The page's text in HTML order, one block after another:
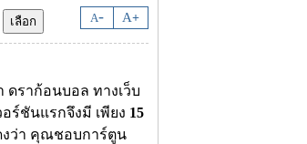
A- A+
ดราก้อนบอล ทางเว็บ
ร์ชันแรกจึงมี เพียง 15
งว่า คุณชอบการ์ตูน